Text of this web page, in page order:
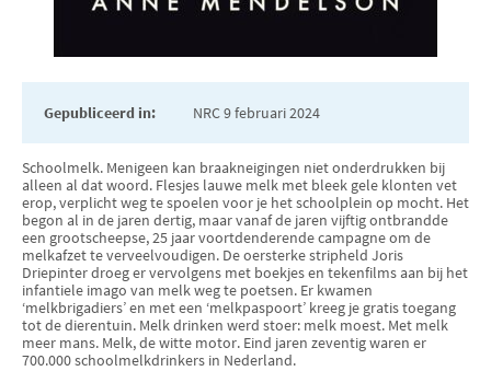
Gepubliceerd in: NRC 9 februari 2024
Schoolmelk. Menigeen kan braakneigingen niet onderdrukken bij
alleen al dat woord. Flesjes lauwe melk met bleek gele klonten vet
erop, verplicht weg te spoelen voor je het schoolplein op mocht. Het
begon al in de jaren dertig, maar vanaf de jaren vijftig ontbrandde
een grootscheepse, 25 jaar voortdenderende campagne om de
melkafzet te verveelvoudigen. De oersterke stripheld Joris
Driepinter droeg er vervolgens met boekjes en tekenfilms aan bij het
infantiele imago van melk weg te poetsen. Er kwamen
‘melkbrigadiers’ en met een ‘melkpaspoort’ kreeg je gratis toegang
tot de dierentuin. Melk drinken werd stoer: melk moest. Met melk
meer mans. Melk, de witte motor. Eind jaren zeventig waren er
700.000 schoolmelkdrinkers in Nederland.